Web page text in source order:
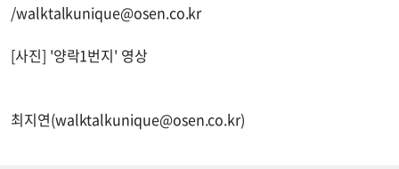
/walktalkunique@osen.co.kr
[사진] '양락1번지' 영상
최지연(walktalkunique@osen.co.kr)